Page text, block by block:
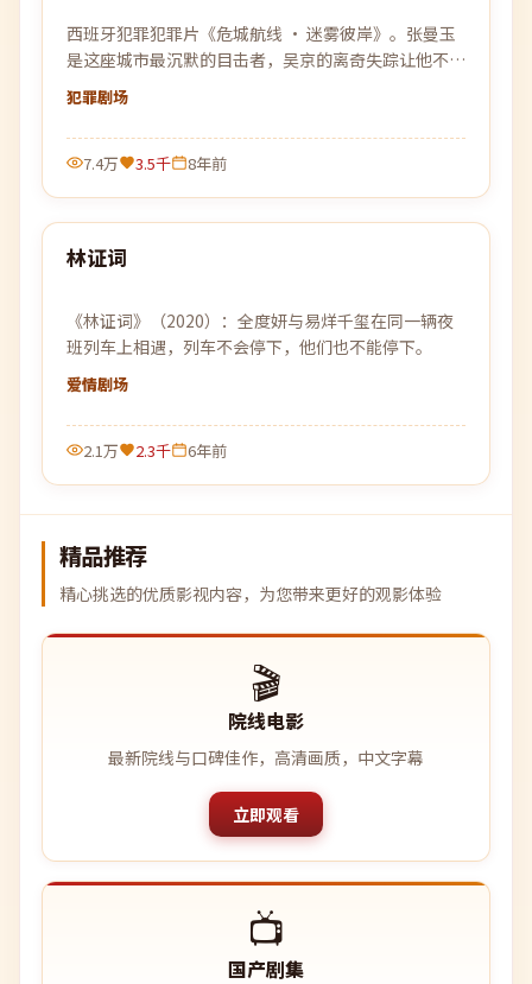
西班牙犯罪犯罪片《危城航线 · 迷雾彼岸》。张曼玉
是这座城市最沉默的目击者，吴京的离奇失踪让他不得
不再次踏入早已离开的旧战场。
犯罪剧场
7.4万 3.5千 8年前
最新
99:58
林证词
《林证词》（2020）：全度妍与易烊千玺在同一辆夜
班列车上相遇，列车不会停下，他们也不能停下。
爱情剧场
2.1万 2.3千 6年前
精品推荐
精心挑选的优质影视内容，为您带来更好的观影体验
🎬
院线电影
最新院线与口碑佳作，高清画质，中文字幕
立即观看
📺
国产剧集